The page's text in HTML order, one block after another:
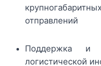
отправлений
Поддержка и
логистической